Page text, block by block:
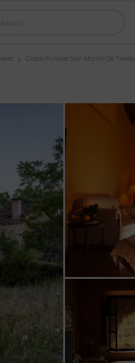
Casas Rurales San Martín De Trevejo